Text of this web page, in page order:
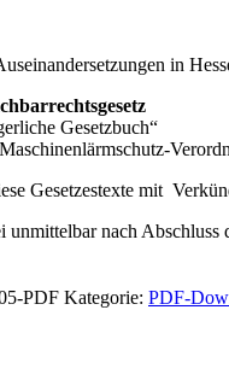
in
Gesetzbuch“
Gesetzestexte mit
nach Abschluss
PDF Kategorie: PDF-